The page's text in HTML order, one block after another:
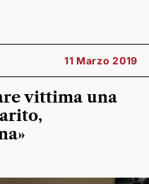
11 Marzo 2019
vittima una